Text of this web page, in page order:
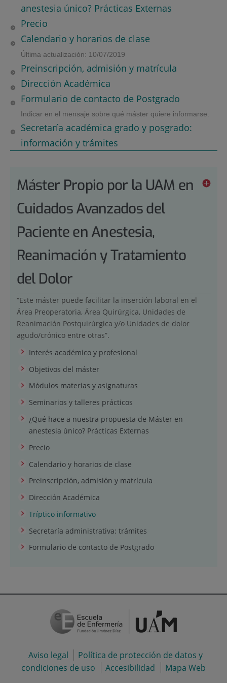
anestesia único? Prácticas Externas
Precio
Calendario y horarios de clase
Última actualización: 10/07/2019
Preinscripción, admisión y matrícula
Dirección Académica
Formulario de contacto de Postgrado
Indicar en el mensaje sobre qué máster quiere informarse.
Secretaría académica grado y posgrado:
información y trámites
Máster Propio por la UAM en
Cuidados Avanzados del
Paciente en Anestesia,
Reanimación y Tratamiento
del Dolor
“Este máster puede facilitar la inserción laboral en el
Área Preoperatoria, Área Quirúrgica, Unidades de
Reanimación Postquirúrgica y/o Unidades de dolor
agudo/crónico entre otras”.
Interés académico y profesional
Objetivos del máster
Módulos materias y asignaturas
Seminarios y talleres prácticos
¿Qué hace a nuestra propuesta de Máster en
anestesia único? Prácticas Externas
Precio
Calendario y horarios de clase
Preinscripción, admisión y matrícula
Dirección Académica
Tríptico informativo
Secretaría administrativa: trámites
Formulario de contacto de Postgrado
Aviso legal
Política de protección de datos y
condiciones de uso
Accesibilidad Mapa Web